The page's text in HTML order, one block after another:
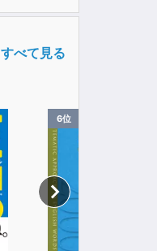
すべて見る
6位